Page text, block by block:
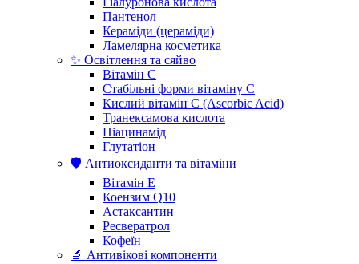
Пантенол
Кераміди (цераміди)
Ламелярна косметика
✨ Освітлення та сяйво
Вітамін С
Стабільні форми вітаміну С
Кислий вітамін С (Ascorbic Acid)
Транексамова кислота
Ніацинамід
Глутатіон
🛡️ Антиоксиданти та вітаміни
Вітамін Е
Коензим Q10
Астаксантин
Ресвератрол
Кофеїн
🔬 Антивікові компоненти